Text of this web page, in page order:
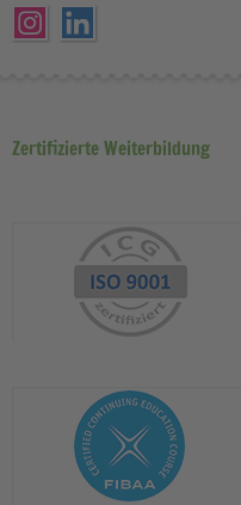
Zertifizierte Weiterbildung